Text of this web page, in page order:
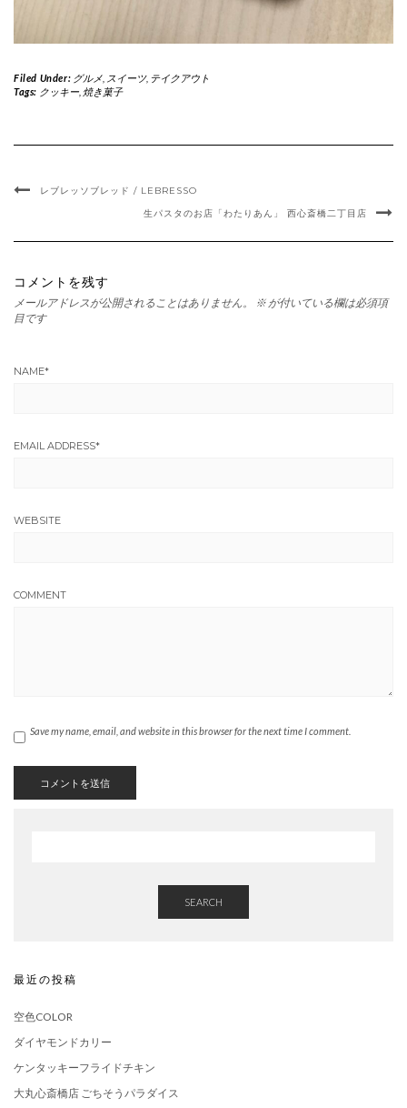
Filed Under: グルメ, スイーツ, テイクアウト
Tags: クッキー, 焼き菓子
レブレッソブレッド / LEBRESSO
生パスタのお店「わたりあん」 西心斎橋二丁目店
コメントを残す
メールアドレスが公開されることはありません。 ※ が付いている欄は必須項
目です
NAME*
EMAIL ADDRESS*
WEBSITE
COMMENT
Save my name, email, and website in this browser for the next time I comment.
SEARCH
最近の投稿
空色COLOR
ダイヤモンドカリー
ケンタッキーフライドチキン
大丸心斎橋店 ごちそうパラダイス